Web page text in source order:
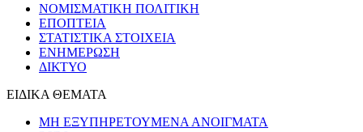
ΝΟΜΙΣΜΑΤΙΚΗ ΠΟΛΙΤΙΚΗ
ΕΠΟΠΤΕΙΑ
ΣΤΑΤΙΣΤΙΚΑ ΣΤΟΙΧΕΙΑ
ΕΝΗΜΕΡΩΣΗ
ΔΙΚΤΥΟ
ΕΙΔΙΚΑ ΘΕΜΑΤΑ
ΜΗ ΕΞΥΠΗΡΕΤΟΥΜΕΝΑ ΑΝΟΙΓΜΑΤΑ